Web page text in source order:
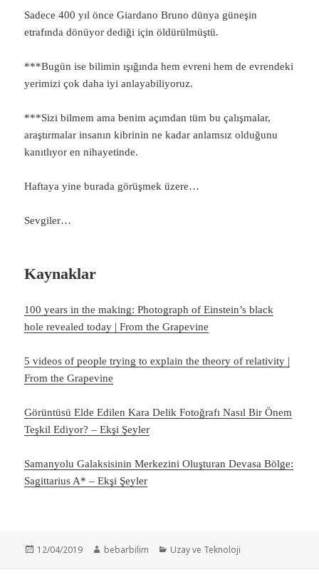
Sadece 400 yıl önce Giardano Bruno dünya güneşin
etrafında dönüyor dediği için öldürülmüştü.
***Bugün ise bilimin ışığında hem evreni hem de evrendeki
yerimizi çok daha iyi anlayabiliyoruz.
***Sizi bilmem ama benim açımdan tüm bu çalışmalar,
araştırmalar insanın kibrinin ne kadar anlamsız olduğunu
kanıtlıyor en nihayetinde.
Haftaya yine burada görüşmek üzere…
Sevgiler…
Kaynaklar
100 years in the making: Photograph of Einstein’s black
hole revealed today | From the Grapevine
5 videos of people trying to explain the theory of relativity |
From the Grapevine
Görüntüsü Elde Edilen Kara Delik Fotoğrafı Nasıl Bir Önem
Teşkil Ediyor? – Ekşi Şeyler
Samanyolu Galaksisinin Merkezini Oluşturan Devasa Bölge:
Sagittarius A* – Ekşi Şeyler
Yayın
12/04/2019 Yazar
bebarbilim Kategoriler
Uzay ve Teknoloji